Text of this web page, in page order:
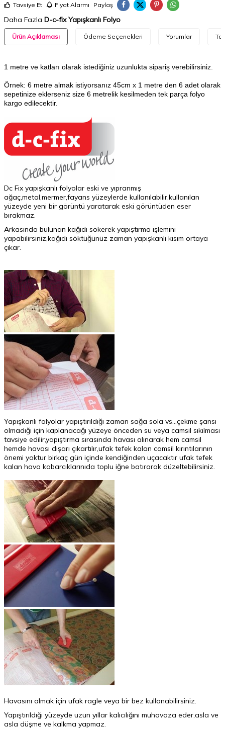
Tavsiye Et Fiyat Alarmı Paylaş
Daha Fazla D-c-fix Yapışkanlı Folyo
Ürün Açıklaması Ödeme Seçenekleri Yorumlar
1 metre ve katları olarak istediğiniz uzunlukta sipariş verebilirsiniz.
Örnek: 6 metre almak istiyorsanız 45cm x 1 metre den 6 adet olarak
sepetinize eklerseniz size 6 metrelik kesilmeden tek parça folyo
kargo edilecektir.
Dc Fix yapışkanlı folyolar eski ve yıpranmış
ağaç,metal,mermer,fayans yüzeylerde kullanılabilir,kullanılan
yüzeyde yeni bir görüntü yaratarak eski görüntüden eser
bırakmaz.
Arkasında bulunan kağıdı sökerek yapıştırma işlemini
yapabilirsiniz,kağıdı söktüğünüz zaman yapışkanlı kısım ortaya
çıkar.
Yapışkanlı folyolar yapıştırıldığı zaman sağa sola vs...çekme şansı
olmadığı için kaplanacağı yüzeye önceden su veya camsil sıkılması
tavsiye edilir,yapıştırma sırasında havası alınarak hem camsil
hemde havası dışarı çıkartılır,ufak tefek kalan camsil kırıntılarının
önemi yoktur birkaç gün içinde kendiğinden uçacaktır ufak tefek
kalan hava kabarcıklarınıda toplu iğne batırarak düzeltebilirsiniz.
Havasını almak için ufak ragle veya bir bez kullanabilirsiniz.
Yapıştırıldığı yüzeyde uzun yıllar kalıcılığını muhavaza eder,asla ve
asla düşme ve kalkma yapmaz.